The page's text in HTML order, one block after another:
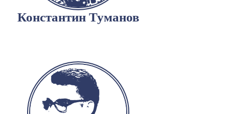
Константин Туманов